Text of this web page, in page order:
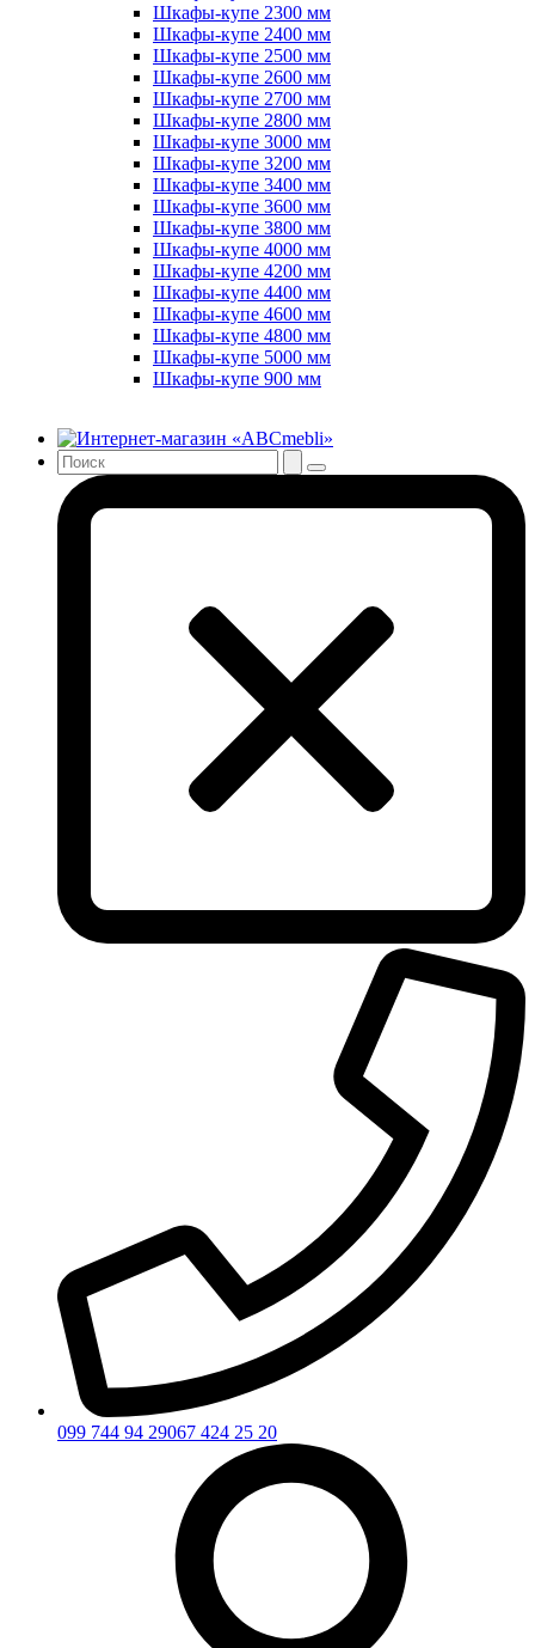
Шкафы-купе 2300 мм
Шкафы-купе 2400 мм
Шкафы-купе 2500 мм
Шкафы-купе 2600 мм
Шкафы-купе 2700 мм
Шкафы-купе 2800 мм
Шкафы-купе 3000 мм
Шкафы-купе 3200 мм
Шкафы-купе 3400 мм
Шкафы-купе 3600 мм
Шкафы-купе 3800 мм
Шкафы-купе 4000 мм
Шкафы-купе 4200 мм
Шкафы-купе 4400 мм
Шкафы-купе 4600 мм
Шкафы-купе 4800 мм
Шкафы-купе 5000 мм
Шкафы-купе 900 мм
099 744 94 29067 424 25 20